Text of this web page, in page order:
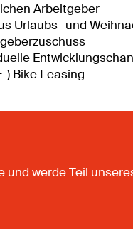
Arbeitgeber
Urlaubs- und
) Bike Leasing
werde Teil